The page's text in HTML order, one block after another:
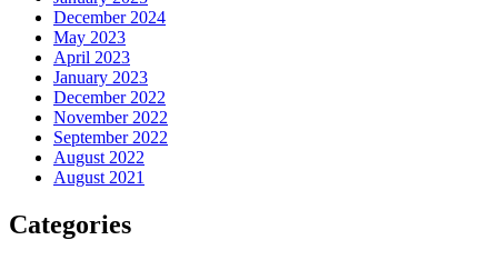
December 2024
May 2023
April 2023
January 2023
December 2022
November 2022
September 2022
August 2022
August 2021
Categories